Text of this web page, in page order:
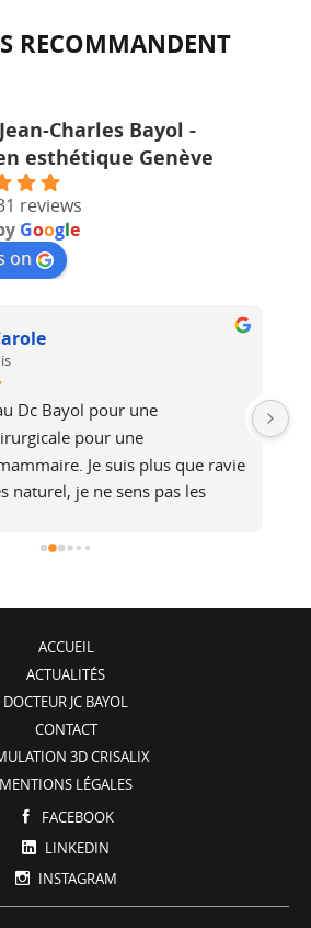
RECOMMANDENT
Charles Bayol -
esthétique Genève
reviews
Google
on
est très consciencieux et
le temps de répondre
essaie de comprendre les
ce qui est faisable ou
ACCUEIL
ACTUALITÉS
DOCTEUR JC BAYOL
CONTACT
3D CRISALIX
MENTIONS LÉGALES
FACEBOOK
LINKEDIN
INSTAGRAM